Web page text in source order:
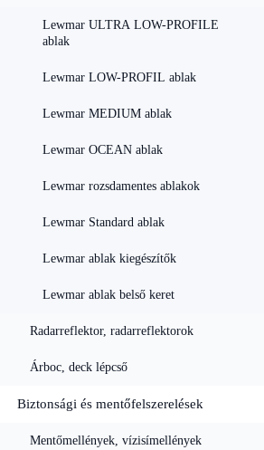
Lewmar ULTRA LOW-PROFILE
ablak
Lewmar LOW-PROFIL ablak
Lewmar MEDIUM ablak
Lewmar OCEAN ablak
Lewmar rozsdamentes ablakok
Lewmar Standard ablak
Lewmar ablak kiegészítők
Lewmar ablak belső keret
Radarreflektor, radarreflektorok
Árboc, deck lépcső
Biztonsági és mentőfelszerelések
Mentőmellények, vízisímellények